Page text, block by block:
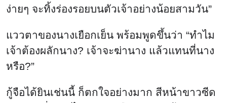
ง่ายๆ จะทิ้งร่องรอยบนตัวเจ้าอย่างน้อยสามวัน”
แววตาของนางเยือกเย็น พร้อมพูดขึ้นว่า “ทำไม
เจ้าต้องผลักนาง? เจ้าจะฆ่านาง แล้วแทนที่นาง
หรือ?”
กู้จือได้ยินเช่นนี้ ก็ตกใจอย่างมาก สีหน้าขาวซีด